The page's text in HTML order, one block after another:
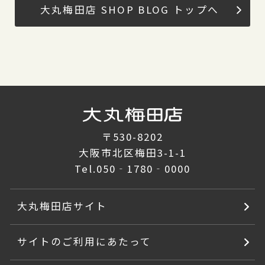
大丸梅田店 SHOP BLOG トップへ
〒530-8202
大阪市北区梅田3-1-1
Tel.050‐1780‐0000
大丸梅田店サイト
サイトのご利用にあたって